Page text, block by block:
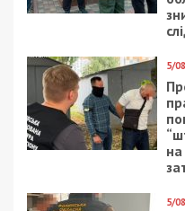
Читайте також
Предыдущая статья:
У Хмельницькому
втекти від
працівника ТЦК